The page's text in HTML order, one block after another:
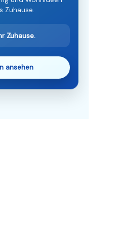
Zuhause.
Zuhause.
ansehen